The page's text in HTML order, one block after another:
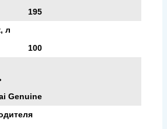
195
л
100
Genuine